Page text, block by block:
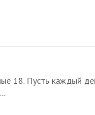
18. Пусть каждый